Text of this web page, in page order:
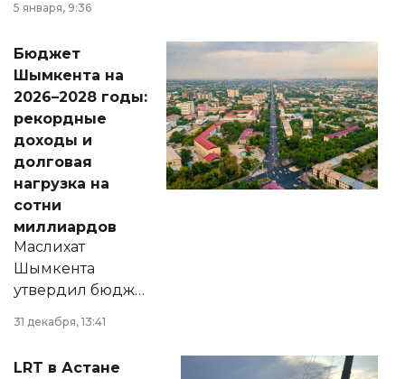
принести
народу
Венесуэлы.
5 января, 9:36
Бюджет
Шымкента на
2026–2028 годы:
рекордные
доходы и
долговая
нагрузка на
сотни
миллиардов
Маслихат
Шымкента
утвердил бюджет
города на 2026–
2028 годы.
31 декабря, 13:41
LRT в Астане